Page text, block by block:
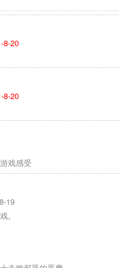
8-20
8-20
戏感受
19
。